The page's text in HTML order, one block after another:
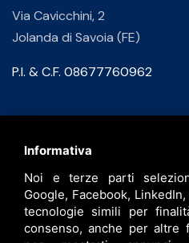
Via Cavicchini, 2
Jolanda di Savoia (FE)
P.I. & C.F. 08677760962
info@bfspa.it
+39 0532 836102
Informativa
Noi e terze parti
Google, Facebook,
tecnologie simili per
consenso, anche per altre